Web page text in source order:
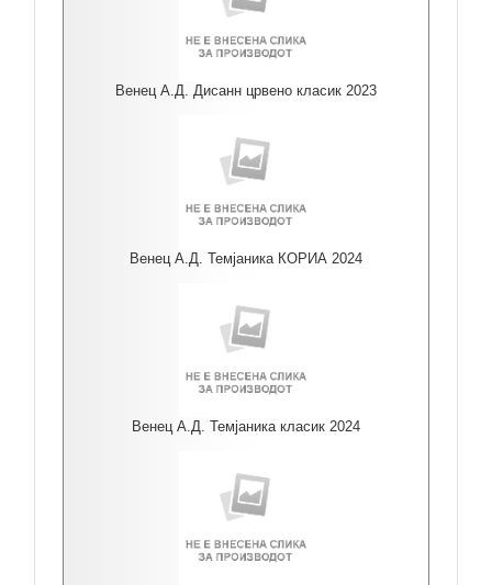
Венец А.Д. Дисанн црвено класик 2023
Венец А.Д. Темјаника КОРИА 2024
Венец А.Д. Темјаника класик 2024